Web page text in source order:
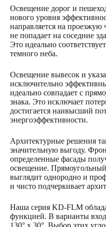
Освещение дорог и
нового уровня
направляется на проезжую
не попадает на соседние
Это идеально
темного неба.
Освещение вывесок и
исключительно
идеально совпадает с
знака. Это исключает
достигается наивысший
энергоэффективности.
Архитектурные решения
значительную выгоду.
определенные фасады
освещение. Прямоугольный
выглядит однородно и
и чисто подчеркивает
Наша серия KD-FLM
функцией. В варианты
130° x 30°. Выбор этих